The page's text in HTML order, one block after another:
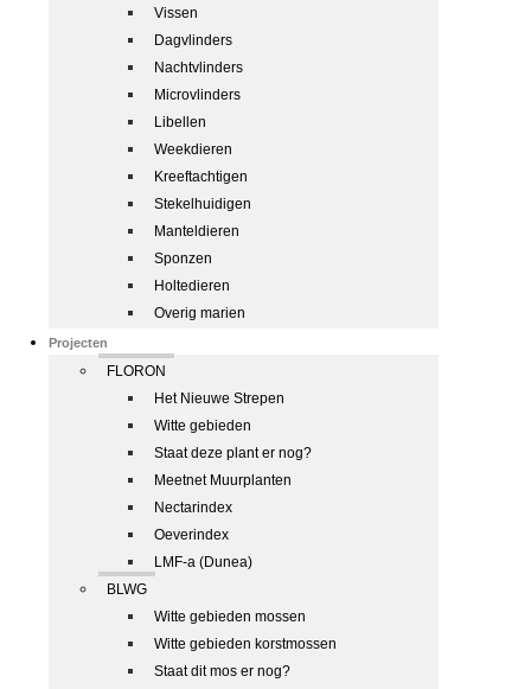
Vissen
Dagvlinders
Nachtvlinders
Microvlinders
Libellen
Weekdieren
Kreeftachtigen
Stekelhuidigen
Manteldieren
Sponzen
Holtedieren
Overig marien
Projecten
FLORON
Het Nieuwe Strepen
Witte gebieden
Staat deze plant er nog?
Meetnet Muurplanten
Nectarindex
Oeverindex
LMF-a (Dunea)
BLWG
Witte gebieden mossen
Witte gebieden korstmossen
Staat dit mos er nog?